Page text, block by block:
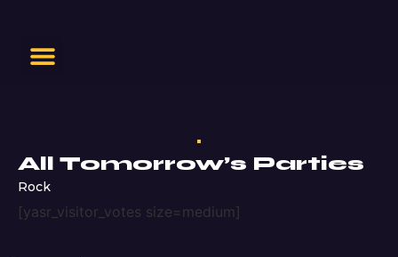
All Tomorrow’s Parties
Rock
[yasr_visitor_votes size=medium]